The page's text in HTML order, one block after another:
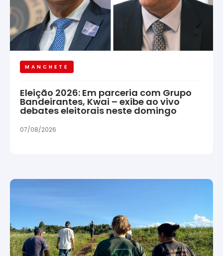
MANCHETE
Eleição 2026: Em parceria com Grupo
Bandeirantes, Kwai – exibe ao vivo
debates eleitorais neste domingo
07/08/2026